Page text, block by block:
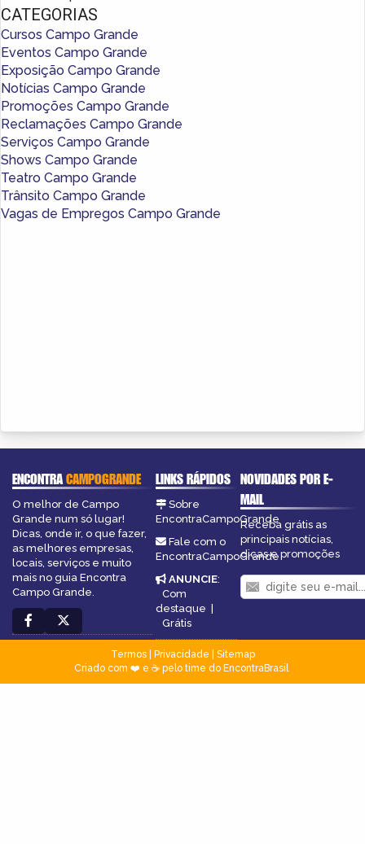
CATEGORIAS
Cursos Campo Grande
Eventos Campo Grande
Exposição Campo Grande
Notícias Campo Grande
Promoções Campo Grande
Reclamações Campo Grande
Serviços Campo Grande
Shows Campo Grande
Teatro Campo Grande
Trânsito Campo Grande
Vagas de Empregos Campo Grande
ENCONTRACAMPOGRANDE
O melhor de Campo
Grande num só lugar!
Dicas, onde ir, o que fazer,
as melhores empresas,
locais, serviços e muito
mais no guia Encontra
Campo Grande.
LINKS RÁPIDOS
Sobre
EncontraCampoGrande
Fale com o
EncontraCampoGrande
ANUNCIE:
Com
destaque |
Grátis
NOVIDADES POR E-
MAIL
Receba grátis as
principais notícias,
dicas e promoções
Termos| Privacidade
Sitemap
Criado com ❤️ e ☕ pelo time do EncontraBrasil